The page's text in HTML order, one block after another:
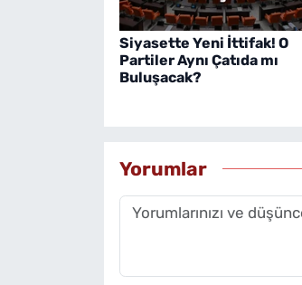
Siyasette Yeni İttifak! O
Partiler Aynı Çatıda mı
Buluşacak?
Yorumlar